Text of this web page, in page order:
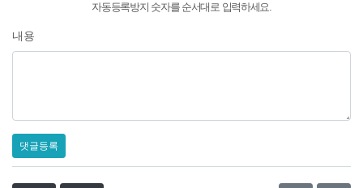
자동등록방지 숫자를 순서대로 입력하세요.
내용
댓글등록